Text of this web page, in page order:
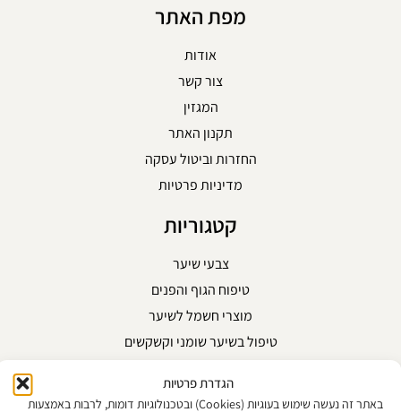
הגדרת פרטיות
באתר זה נעשה שימוש בעוגיות (Cookies) ובטכנולוגיות דומות, לרבות באמצעות
מפת האתר
אודות
צור קשר
המגזין
תקנון האתר
החזרות וביטול עסקה
מדיניות פרטיות
קטגוריות
צבעי שיער
טיפוח הגוף והפנים
מוצרי חשמל לשיער
טיפול בשיער שומני וקשקשים
טיפול וטיפוח שיער מתולתל